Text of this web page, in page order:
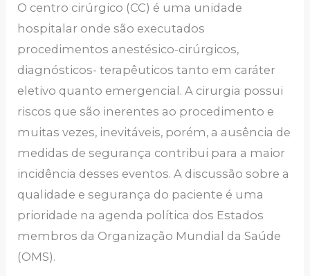
O centro cirúrgico (CC) é uma unidade
hospitalar onde são executados
procedimentos anestésico-cirúrgicos,
diagnósticos- terapêuticos tanto em caráter
eletivo quanto emergencial. A cirurgia possui
riscos que são inerentes ao procedimento e
muitas vezes, inevitáveis, porém, a ausência de
medidas de segurança contribui para a maior
incidência desses eventos. A discussão sobre a
qualidade e segurança do paciente é uma
prioridade na agenda política dos Estados
membros da Organização Mundial da Saúde
(OMS).